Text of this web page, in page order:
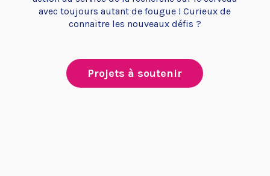
avec toujours autant de fougue ! Curieux de
connaitre les nouveaux défis ?
Projets à soutenir